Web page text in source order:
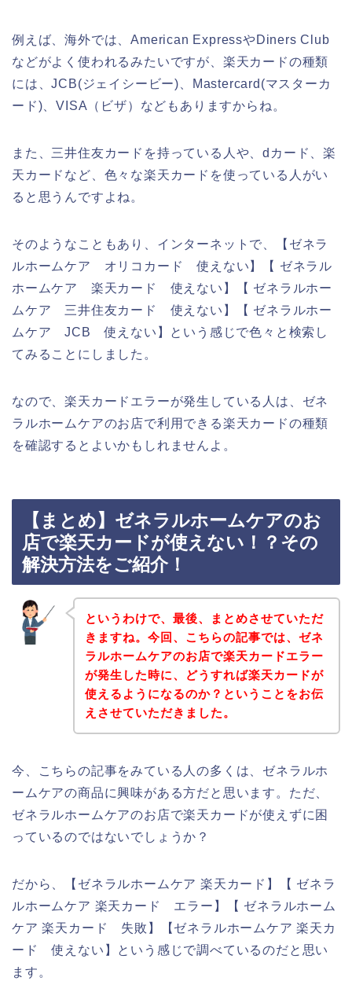
例えば、海外では、American ExpressやDiners Club
などがよく使われるみたいですが、楽天カードの種類
には、JCB(ジェイシービー)、Mastercard(マスターカ
ード)、VISA（ビザ）などもありますからね。
また、三井住友カードを持っている人や、dカード、楽
天カードなど、色々な楽天カードを使っている人がい
ると思うんですよね。
そのようなこともあり、インターネットで、【ゼネラ
ルホームケア オリコカード 使えない】【 ゼネラル
ホームケア 楽天カード 使えない】【 ゼネラルホー
ムケア 三井住友カード 使えない】【 ゼネラルホー
ムケア JCB 使えない】という感じで色々と検索し
てみることにしました。
なので、楽天カードエラーが発生している人は、ゼネ
ラルホームケアのお店で利用できる楽天カードの種類
を確認するとよいかもしれませんよ。
【まとめ】ゼネラルホームケアのお
店で楽天カードが使えない！？その
解決方法をご紹介！
というわけで、最後、まとめさせていただ
きますね。今回、こちらの記事では、ゼネ
ラルホームケアのお店で楽天カードエラー
が発生した時に、どうすれば楽天カードが
使えるようになるのか？ということをお伝
えさせていただきました。
今、こちらの記事をみている人の多くは、ゼネラルホ
ームケアの商品に興味がある方だと思います。ただ、
ゼネラルホームケアのお店で楽天カードが使えずに困
っているのではないでしょうか？
だから、【ゼネラルホームケア 楽天カード】【 ゼネラ
ルホームケア 楽天カード エラー】【 ゼネラルホーム
ケア 楽天カード 失敗】【ゼネラルホームケア 楽天カ
ード 使えない】という感じで調べているのだと思い
ます。